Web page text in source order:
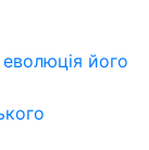
його